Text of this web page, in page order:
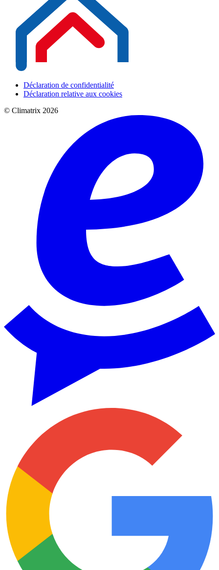
Déclaration de confidentialité
Déclaration relative aux cookies
© Climatrix 2026